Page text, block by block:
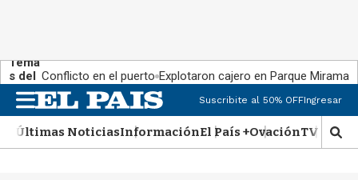
Tema
s del
día:
Conflicto en el puerto Explotaron cajero en Parque Miramar
n
u
Suscribite al 50% OFFIngresar
Últimas NoticiasInformaciónEl País +OvaciónTV Show
M
o